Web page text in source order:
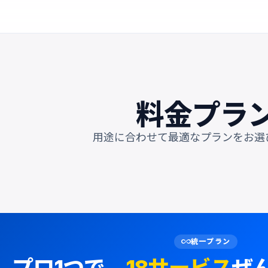
料金プラ
用途に合わせて最適なプランをお
all_inclusive統一プラン